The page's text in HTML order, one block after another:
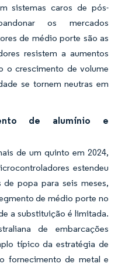
sistemas caros de pós-
os mercados
de médio porte são as
resistem a aumentos
o crescimento de volume
se tornem neutras em
de alumínio e
de um quinto em 2024,
estendeu
popa para seis meses,
de médio porte no
a substituição é limitada.
de embarcações
típico da estratégia de
fornecimento de metal e